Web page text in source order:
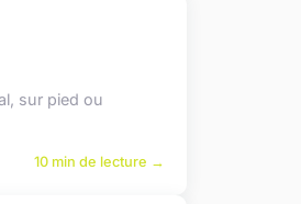
sur pied ou
10 min de lecture →